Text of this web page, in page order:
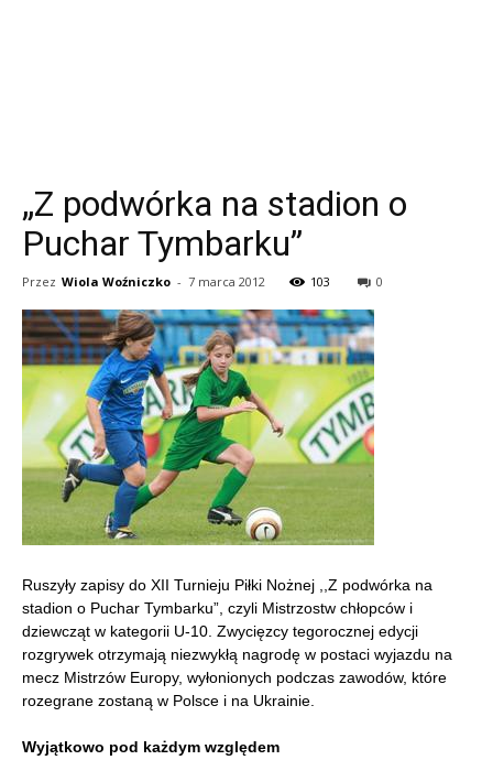
„Z podwórka na stadion o
Puchar Tymbarku”
Przez Wiola Woźniczko - 7 marca 2012 103 0
Ruszyły zapisy do XII Turnieju Piłki Nożnej ,,Z podwórka na
stadion o Puchar Tymbarku”, czyli Mistrzostw chłopców i
dziewcząt w kategorii U-10. Zwycięzcy tegorocznej edycji
rozgrywek otrzymają niezwykłą nagrodę w postaci wyjazdu na
mecz Mistrzów Europy, wyłonionych podczas zawodów, które
rozegrane zostaną w Polsce i na Ukrainie.
Wyjątkowo pod każdym względem